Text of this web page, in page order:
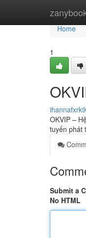
Home
Home
1
OKVIP –
tuyến phát
Submit a
No HTML